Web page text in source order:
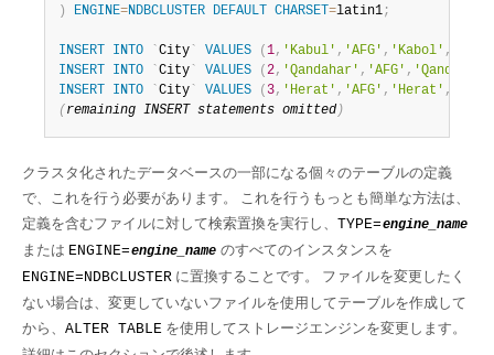
)
ENGINE=NDBCLUSTER DEFAULT CHARSET=latin1;
INSERT INTO `City ` VALUES ( 1, 'Kabul' , 'AFG' , 'Kabol' ,
INSERT
INTO `City ` VALUES ( 2, 'Qandahar' , 'AFG' , 'Qandahar'
INSERT
INTO `City ` VALUES ( 3, 'Herat' , 'AFG' , 'Herat' ,
( remaining INSERT statements omitted )
クラスタ化されたデータベースの一部になる個々のテーブルの定義
で、これを行う必要があります。 これを行うもっとも簡単な方法は、
定義を含むファイルに対して検索置換を実行し、 TYPE=engine_name
または ENGINE=engine_name のすべてのインスタンスを
ENGINE=NDBCLUSTER に置換することです。 ファイルを変更したく
ない場合は、変更していないファイルを使用してテーブルを作成して
から、 ALTER TABLE を使用してストレージエンジンを変更します。